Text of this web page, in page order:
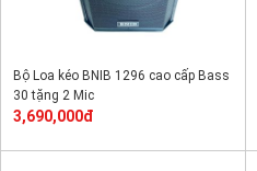
Bộ Loa kéo BNIB 1296 cao cấp Bass
30 tặng 2 Mic
3,690,000đ